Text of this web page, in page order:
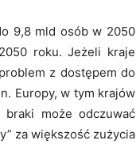
9,8 mld osób w 2050
roku. Jeżeli kraje
z dostępem do
Europy, w tym krajów
może odczuwać
za większość zużycia